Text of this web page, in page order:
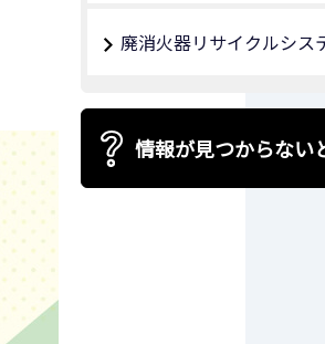
廃消火器リサイクルシス
情報が見つからない